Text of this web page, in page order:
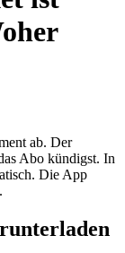
ab. Der
Abo kündigst. In
Die App